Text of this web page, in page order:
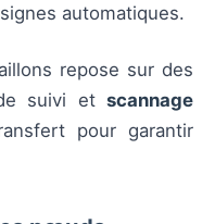
automatiques.
repose sur des
suivi et scannage
pour garantir